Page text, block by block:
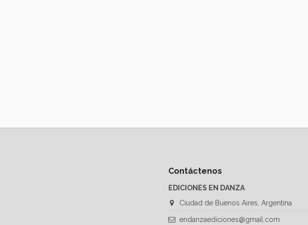
Contáctenos
EDICIONES EN DANZA
Ciudad de Buenos Aires, Argentina
endanzaediciones@gmail.com